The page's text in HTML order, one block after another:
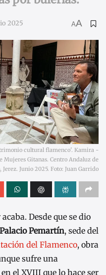
2025 AA
cultural flamenco'. Kamira -
Mujeres Gitanas. Centro Andaluz de
Junio 2025. Foto: Juan Garrido
Desde que se dio
Palacio Pemartín, sede del
del Flamenco, obra
sufre una
el XVIII que lo hace ser